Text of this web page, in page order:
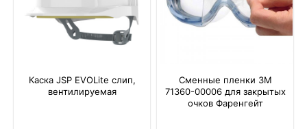
Каска JSP EVOLite слип,
вентилируемая
Сменные пленки 3M
71360-00006 для закрытых
очков Фаренгейт